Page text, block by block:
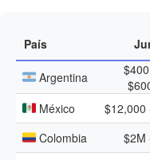
País
Argentina
México
$12,000
Colombia
$2M